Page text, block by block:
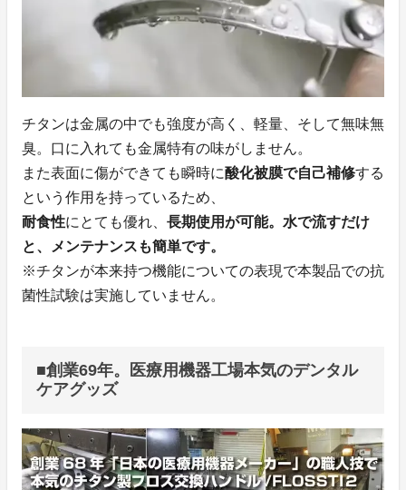
チタンは金属の中でも強度が高く、軽量、そして無味無
臭。口に入れても金属特有の味がしません。
また表面に傷ができても瞬時に酸化被膜で自己補修する
という作用を持っているため、
耐食性にとても優れ、 長期使用が可能。水で流すだけ
と、メンテナンスも簡単です。
※チタンが本来持つ機能についての表現で本製品での抗
菌性試験は実施していません。
■創業69年。医療用機器工場本気のデンタル
ケアグッズ